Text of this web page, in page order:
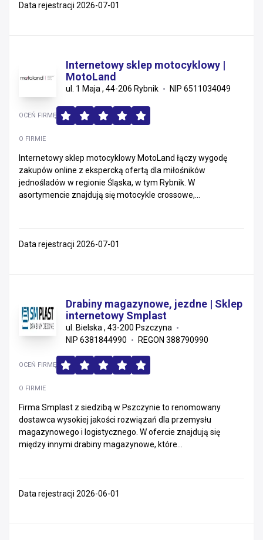
Data rejestracji 2026-07-01
Internetowy sklep motocyklowy |
MotoLand
ul. 1 Maja , 44-206 Rybnik NIP 6511034049
O FIRMIE
Internetowy sklep motocyklowy MotoLand łączy wygodę
zakupów online z ekspercką ofertą dla miłośników
jednośladów w regionie Śląska, w tym Rybnik. W
asortymencie znajdują się motocykle crossowe,...
OCEŃ FIRMĘ
Data rejestracji 2026-07-01
Drabiny magazynowe, jezdne | Sklep
internetowy Smplast
ul. Bielska , 43-200 Pszczyna
NIP 6381844990
REGON 388790990
O FIRMIE
Firma Smplast z siedzibą w Pszczynie to renomowany
dostawca wysokiej jakości rozwiązań dla przemysłu
magazynowego i logistycznego. W ofercie znajdują się
między innymi drabiny magazynowe, które...
OCEŃ FIRMĘ
Data rejestracji 2026-06-01